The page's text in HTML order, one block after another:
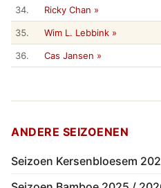
34. Ricky Chan »
35. Wim L. Lebbink »
36. Cas Jansen »
ANDERE SEIZOENEN
Seizoen Kersenbloesem